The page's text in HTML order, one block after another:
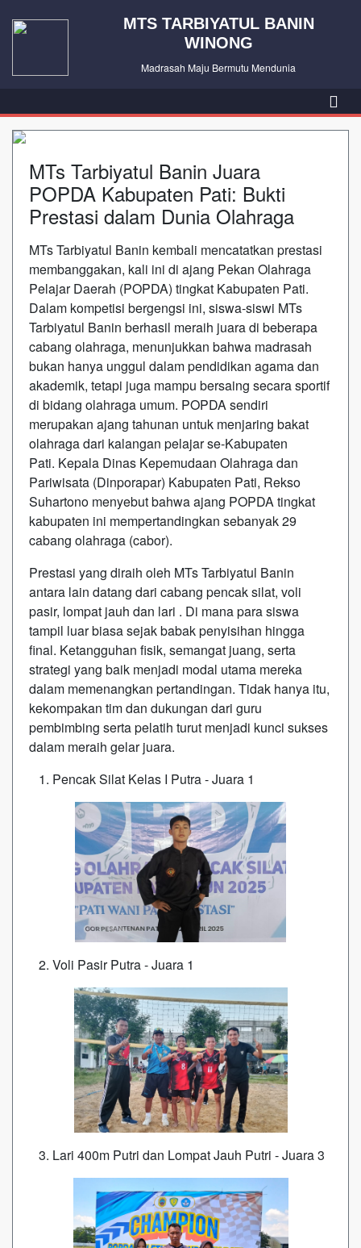
MTS TARBIYATUL BANIN
WINONG
Madrasah Maju Bermutu Mendunia
MTs Tarbiyatul Banin Juara
POPDA Kabupaten Pati: Bukti
Prestasi dalam Dunia Olahraga
MTs Tarbiyatul Banin kembali mencatatkan prestasi
membanggakan, kali ini di ajang Pekan Olahraga
Pelajar Daerah (POPDA) tingkat Kabupaten Pati.
Dalam kompetisi bergengsi ini, siswa-siswi MTs
Tarbiyatul Banin berhasil meraih juara di beberapa
cabang olahraga, menunjukkan bahwa madrasah
bukan hanya unggul dalam pendidikan agama dan
akademik, tetapi juga mampu bersaing secara sportif
di bidang olahraga umum. POPDA sendiri
merupakan ajang tahunan untuk menjaring bakat
olahraga dari kalangan pelajar se-Kabupaten
Pati. Kepala Dinas Kepemudaan Olahraga dan
Pariwisata (Dinporapar) Kabupaten Pati, Rekso
Suhartono menyebut bahwa ajang POPDA tingkat
kabupaten ini mempertandingkan sebanyak 29
cabang olahraga (cabor).
Prestasi yang diraih oleh MTs Tarbiyatul Banin
antara lain datang dari cabang pencak silat, voli
pasir, lompat jauh dan lari . Di mana para siswa
tampil luar biasa sejak babak penyisihan hingga
final. Ketangguhan fisik, semangat juang, serta
strategi yang baik menjadi modal utama mereka
dalam memenangkan pertandingan. Tidak hanya itu,
kekompakan tim dan dukungan dari guru
pembimbing serta pelatih turut menjadi kunci sukses
dalam meraih gelar juara.
1. Pencak Silat Kelas I Putra - Juara 1
2. Voli Pasir Putra - Juara 1
3. Lari 400m Putri dan Lompat Jauh Putri - Juara 3